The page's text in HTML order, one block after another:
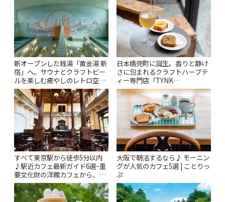
新オープンした銭湯「黄金湯 新
宿」へ。サウナとクラフトビー
ルを楽しむ癒やしのレトロ空間
| ことりっぷ
日本橋兜町に誕生。香りと静け
さに包まれるクラフトハーブテ
ィー専門店「TYNK
Kabutocho」 | ことりっぷ
すべて東京駅から徒歩5分以内
♪駅近カフェ最新ガイド6選~重
要文化財の洋館カフェから、改
札すぐのレトロ喫茶まで~ | こと
りっぷ
大阪で朝活するなら♪ モーニン
グが人気のカフェ5選 | ことりっ
ぷ